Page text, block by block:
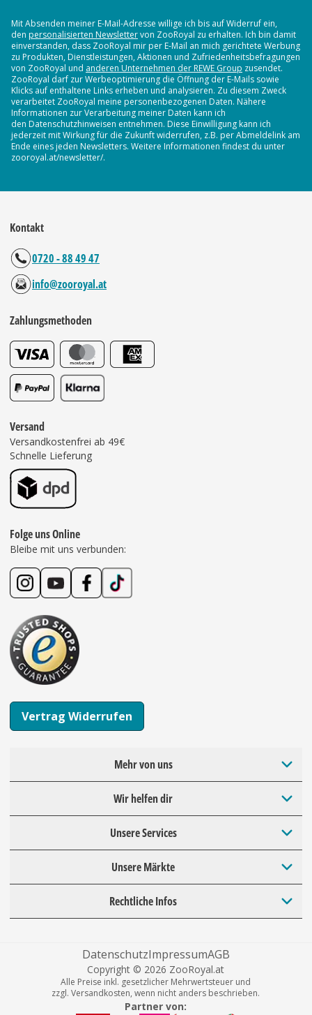
Mit Absenden meiner E-Mail-Adresse willige ich bis auf Widerruf ein,
den personalisierten Newslettervon ZooRoyal zu erhalten. Ich bin damit
einverstanden, dass ZooRoyal mir per E-Mail an mich gerichtete Werbung
zu Produkten, Dienstleistungen, Aktionen und Zufriedenheitsbefragungen
von ZooRoyal und anderen Unternehmen der REWE Group zusendet.
ZooRoyal darf zur Werbeoptimierung die Öffnung der E-Mails sowie
Klicks auf enthaltene Links erheben und analysieren. Zu diesem Zweck
verarbeitet ZooRoyal meine personenbezogenen Daten. Nähere
Informationen zur Verarbeitung meiner Daten kann ich
den Datenschutzhinweisen entnehmen. Diese Einwilligung kann ich
jederzeit mit Wirkung für die Zukunft widerrufen, z.B. per Abmeldelink am
Ende eines jeden Newsletters. Weitere Informationen findest du unter
zooroyal.at/newsletter/.
Kontakt
0720 - 88 49 47
info@zooroyal.at
Zahlungsmethoden
Versand
Versandkostenfrei ab 49€
Schnelle Lieferung
Folge uns Online
Bleibe mit uns verbunden:
Vertrag Widerrufen
Mehr von uns
Wir helfen dir
Unsere Services
Unsere Märkte
Rechtliche Infos
DatenschutzImpressumAGB
Copyright © 2026 ZooRoyal.at
Alle Preise inkl. gesetzlicher Mehrwertsteuer und
zzgl. Versandkosten, wenn nicht anders beschrieben.
Partner von: